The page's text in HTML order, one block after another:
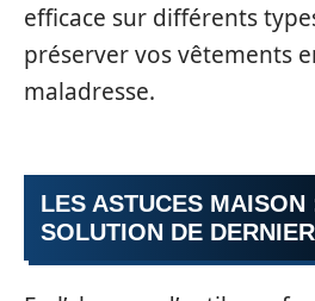
efficace sur différents
préserver vos vêtements
maladresse.
LES ASTUCES MAISON
SOLUTION DE